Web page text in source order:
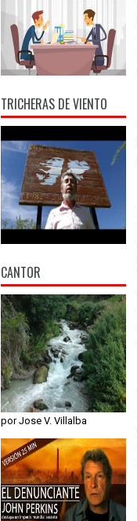
TRICHERAS DE VIENTO
CANTOR
por Jose V. Villalba